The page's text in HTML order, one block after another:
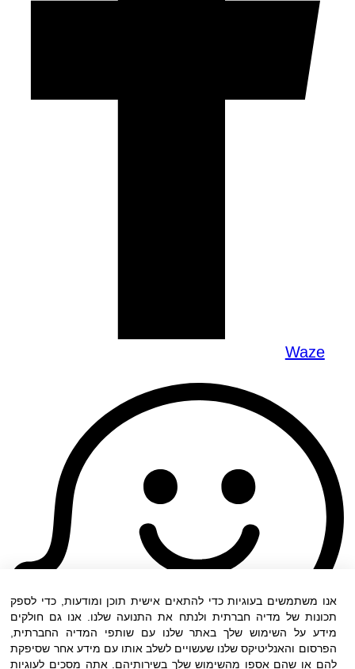
Waze
אנו משתמשים בעוגיות כדי להתאים אישית תוכן ומודעות, כדי לספק
תכונות של מדיה חברתית ולנתח את התנועה שלנו. אנו גם חולקים
מידע על השימוש שלך באתר שלנו עם שותפי המדיה החברתית,
הפרסום והאנליטיקס שלנו שעשויים לשלב אותו עם מידע אחר שסיפקת
להם או שהם אספו מהשימוש שלך בשירותיהם. אתה מסכים לעוגיות